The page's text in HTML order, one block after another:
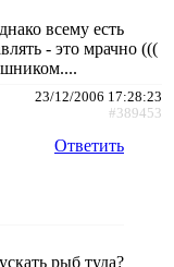
всему есть
- это мрачно (((
23/12/2006 17:28:23
#389453
Ответить
рыб туда?